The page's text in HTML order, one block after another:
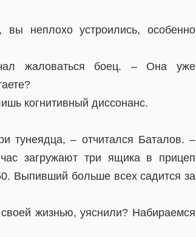
неплохо устроились, особенно
жаловаться боец. – Она уже
когнитивный диссонанс.
тунеядца, – отчитался Баталов. –
загружают три ящика в прицеп
Выпивший больше всех садится за
жизнью, уяснили? Набираемся